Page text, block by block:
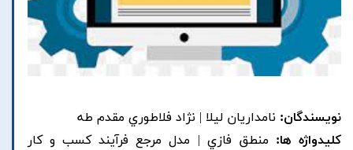
نویسندگان: نامداريان ليلا | نژاد فلاطوري مقدم طه
کلیدواژه ها: منطق فازي | مدل مرجع فرآيند کسب و کار